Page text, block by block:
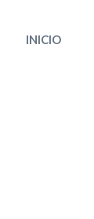
INICIO